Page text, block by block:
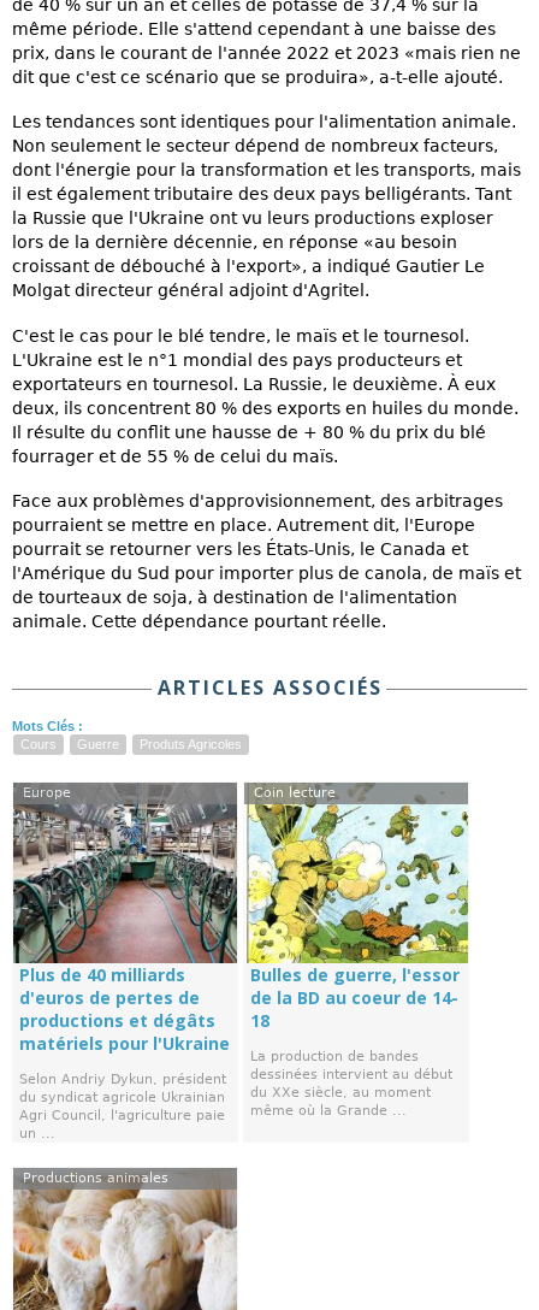
de 40 % sur un an et celles de potasse de 37,4 % sur la
même période. Elle s'attend cependant à une baisse des
prix, dans le courant de l'année 2022 et 2023 «mais rien ne
dit que c'est ce scénario que se produira», a-t-elle ajouté.
Les tendances sont identiques pour l'alimentation animale.
Non seulement le secteur dépend de nombreux facteurs,
dont l'énergie pour la transformation et les transports, mais
il est également tributaire des deux pays belligérants. Tant
la Russie que l'Ukraine ont vu leurs productions exploser
lors de la dernière décennie, en réponse «au besoin
croissant de débouché à l'export», a indiqué Gautier Le
Molgat directeur général adjoint d'Agritel.
C'est le cas pour le blé tendre, le maïs et le tournesol.
L'Ukraine est le n°1 mondial des pays producteurs et
exportateurs en tournesol. La Russie, le deuxième. À eux
deux, ils concentrent 80 % des exports en huiles du monde.
Il résulte du conflit une hausse de + 80 % du prix du blé
fourrager et de 55 % de celui du maïs.
Face aux problèmes d'approvisionnement, des arbitrages
pourraient se mettre en place. Autrement dit, l'Europe
pourrait se retourner vers les États-Unis, le Canada et
l'Amérique du Sud pour importer plus de canola, de maïs et
de tourteaux de soja, à destination de l'alimentation
animale. Cette dépendance pourtant réelle.
ARTICLES ASSOCIÉS
Mots Clés :
Cours
Guerre Produts Agricoles
Europe
Plus de 40 milliards
d'euros de pertes de
productions et dégâts
matériels pour l'Ukraine
Selon Andriy Dykun, président
du syndicat agricole Ukrainian
Agri Council, l'agriculture paie
un ...
Coin lecture
Bulles de guerre, l'essor
de la BD au coeur de 14-
18
La production de bandes
dessinées intervient au début
du XXe siècle, au moment
même où la Grande ...
Productions animales